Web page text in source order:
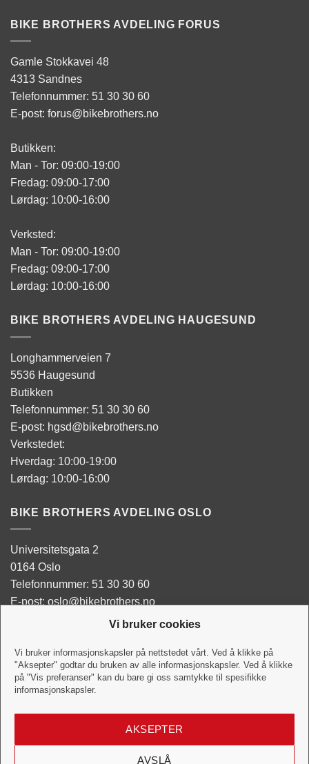
Vi bruker cookies
Vi bruker informasjonskapsler på nettstedet vårt. Ved å klikke på
"Aksepter" godtar du bruken av alle informasjonskapsler. Ved å klikke
på "Vis preferanser" kan du bare gi oss samtykke til spesifikke
informasjonskapsler.
AKSEPTER
AVSLÅ
BIKE BROTHERS AVDELING FORUS
Gamle Stokkavei 48
4313 Sandnes
Telefonnummer: 51 30 30 60
E-post: forus@bikebrothers.no
Butikken:
Man - Tor: 09:00-19:00
Fredag: 09:00-17:00
Lørdag: 10:00-16:00
Verksted:
Man - Tor: 09:00-19:00
Fredag: 09:00-17:00
Lørdag: 10:00-16:00
BIKE BROTHERS AVDELING HAUGESUND
Longhammerveien 7
5536 Haugesund
Butikken
Telefonnummer: 51 30 30 60
E-post: hgsd@bikebrothers.no
Verkstedet:
Hverdag: 10:00-19:00
Lørdag: 10:00-16:00
BIKE BROTHERS AVDELING OSLO
Universitetsgata 2
0164 Oslo
Telefonnummer: 51 30 30 60
E-post: oslo@bikebrothers.no
Man - Tor: 10:00-18:00
Fredag: 10:00-18:00
Lørdag:10:00-16:00